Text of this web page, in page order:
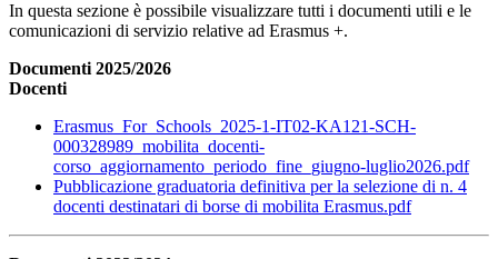
In questa sezione è possibile visualizzare tutti i documenti utili e le
comunicazioni di servizio relative ad Erasmus +.
Documenti 2025/2026
Docenti
Erasmus_For_Schools_2025-1-IT02-KA121-SCH-
000328989_mobilita_docenti-
corso_aggiornamento_periodo_fine_giugno-luglio2026.pdf
Pubblicazione graduatoria definitiva per la selezione di n. 4
docenti destinatari di borse di mobilita Erasmus.pdf